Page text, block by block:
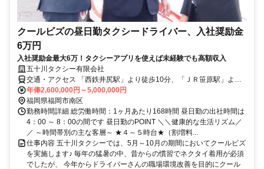
クールビズの昼日勤タクシードライバー、入社奨励金
6万円
入社奨励金最大6万！タクシーアプリを使えば未経験でも高額収入
五十川タクシー有限会社
交通・アクセス 「西鉄井尻駅」より徒歩10分、「ＪＲ笹原駅」より
徒歩15分 ★車・バイク・自転車通勤ＯＫ
年俸2,600,000円～5,000,000円
福岡県福岡市南区
勤務時間詳細 総労働時間：1ヶ月あたり168時間 昼日勤の出社時間は
4：00 ～ 8：00の間です 昼日勤のPOINT ＼＼健康的な生活リズム／
／ ～時間帯別の主な客層～ ★４～５時台★（割増料...
仕事内容 五十川タクシーでは、5月～10月の期間においてクールビズ
を実施します♪ 毎年の猛暑の中、昔からの慣習でネクタイ着用が必須
でしたが、 今年からドライバーさんの職場環境改善を目的にクール